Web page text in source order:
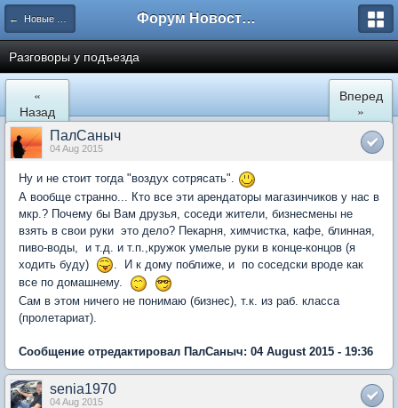
← Новые Водники Форум Новостройки
Разговоры у подъезда
«
Назад
Вперед
»
ПалСаныч
04 Aug 2015
Ну и не стоит тогда "воздух сотрясать".
А вообще странно... Кто все эти арендаторы магазинчиков у нас в
мкр.? Почему бы Вам друзья, соседи жители, бизнесмены не
взять в свои руки это дело? Пекарня, химчистка, кафе, блинная,
пиво-воды, и т.д. и т.п.,кружок умелые руки в конце-концов (я
ходить буду)
. И к дому поближе, и по соседски вроде как
все по домашнему.
Cам в этом ничего не понимаю (бизнес), т.к. из раб. класса
(пролетариат).
Сообщение отредактировал ПалСаныч: 04 August 2015 - 19:36
senia1970
04 Aug 2015